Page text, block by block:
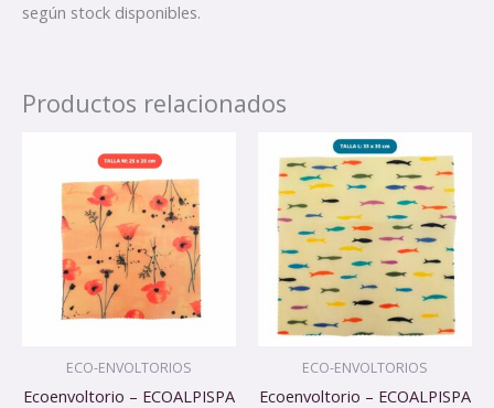
según stock disponibles.
Productos relacionados
ECO-ENVOLTORIOS
Ecoenvoltorio – ECOALPISPA
ECO-ENVOLTORIOS
Ecoenvoltorio – ECOALPISPA